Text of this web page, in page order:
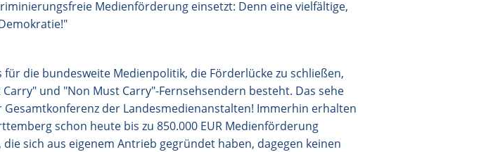
Medienförderung einsetzt: Denn eine vielfältige,
die bundesweite Medienpolitik, die Förderlücke zu schließen,
und "Non Must Carry"-Fernsehsendern besteht. Das sehe
Gesamtkonferenz der Landesmedienanstalten! Immerhin erhalten
schon heute bis zu 850.000 EUR Medienförderung
sich aus eigenem Antrieb gegründet haben, dagegen keinen